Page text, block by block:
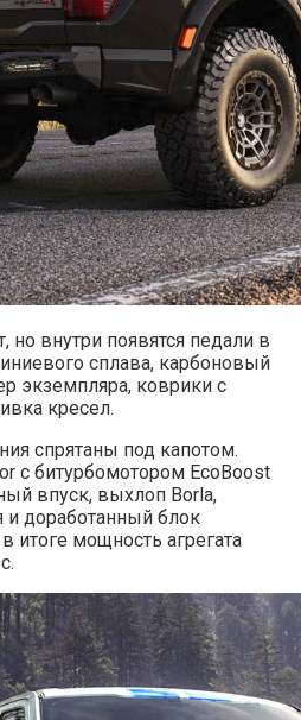
но внутри появятся педали в
сплава, карбоновый
экземпляра, коврики с
кресел.
спрятаны под капотом.
с битурбомотором EcoBoost
впуск, выхлоп Borla,
и доработанный блок
итоге мощность агрегата